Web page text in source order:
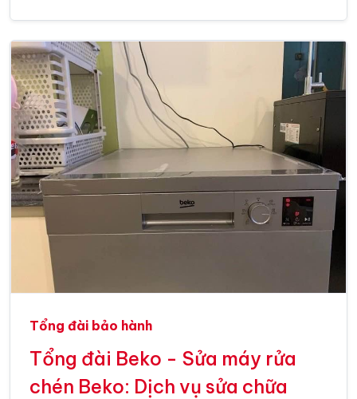
Tổng đài bảo hành
Tổng đài Beko - Sửa máy rửa
chén Beko: Dịch vụ sửa chữa